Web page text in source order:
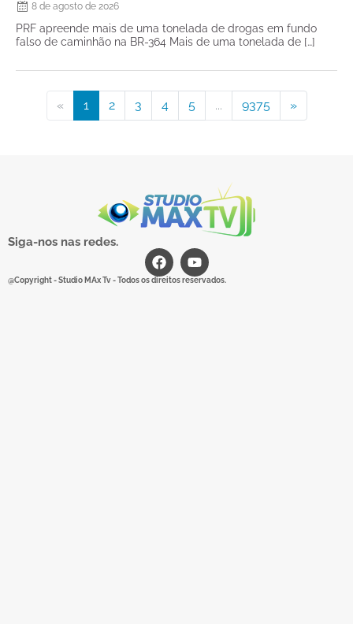
8 de agosto de 2026
PRF apreende mais de uma tonelada de drogas em fundo
falso de caminhão na BR-364 Mais de uma tonelada de […]
« 1 2 3 4 5 ... 9375 »
Siga-nos nas redes.
@Copyright - Studio MAx Tv - Todos os direitos reservados.